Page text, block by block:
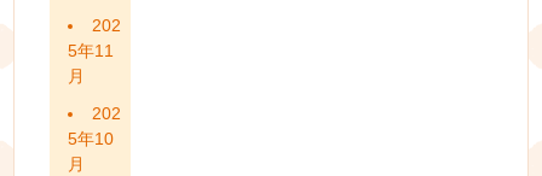
202
5年11
月
202
5年10
月